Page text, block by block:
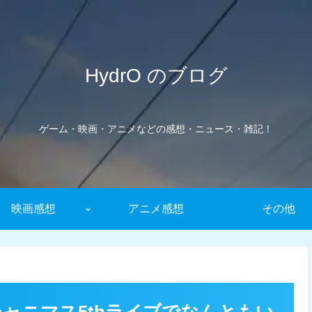
HydrO のブログ
ゲーム・映画・アニメなどの感想・ニュース・雑記！
映画感想 アニメ感想 その他